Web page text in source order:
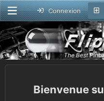
Connexion